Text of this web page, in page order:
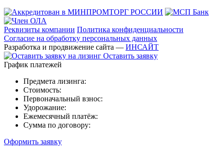
Реквизиты компании Политика конфиденциальности
Согласие на обработку персональных данных
Разработка и продвижение сайта — ИНСАЙТ
Оставить заявку
График платежей
Предмета лизинга:
Стоимость:
Первоначальный взнос:
Удорожание:
Ежемесячный платёж:
Сумма по договору:
Оформить заявку